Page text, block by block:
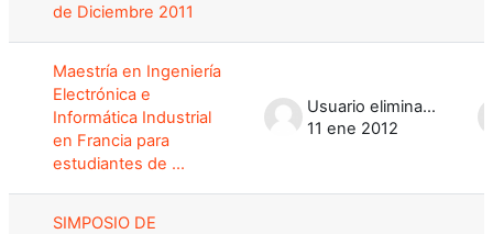
de Diciembre 2011
Maestría en Ingeniería
Electrónica e
Informática Industrial
en Francia para
estudiantes de ...
Usuario eliminado
11 ene 2012
SIMPOSIO DE